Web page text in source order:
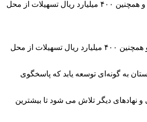
زنجان – پلان نیوز – معاون هماهنگی امور اقتصادی استاندار زنجان گفت: طبق برنامه ریزی صورت گرفته با معاون اول رییس جمهور ۱۲۰ میلیارد ریال از یک محل و همچنین ۴۰۰ میلیارد ریال تسهیلات از محل
زنجان – پلان نیوز – معاون هماهنگی امور اقتصادی استاندار زنجان گفت: طبق برنامه ریزی صورت گرفته با معاون اول رییس جمهور ۱۲۰ میلیارد ریال از یک محل و همچنین ۴۰۰ میلیارد ریال تسهیلات از محل
به گونه‌ای توسعه یابد که پاسخگوی
نهادهای دیگر تلاش می شود تا بیشترین